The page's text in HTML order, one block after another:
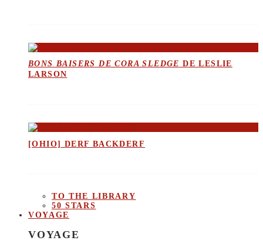
BONS BAISERS DE CORA SLEDGE DE LESLIE
LARSON
[OHIO] DERF BACKDERF
TO THE LIBRARY
50 STARS
VOYAGE
VOYAGE